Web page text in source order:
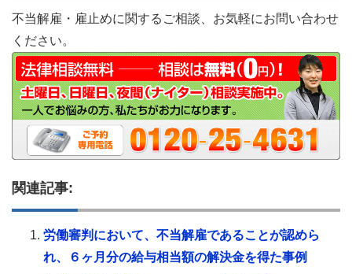
不当解雇・雇止めに関するご相談、お気軽にお問い合わせ
ください。
関連記事:
労働審判において、不当解雇であることが認めら
れ、６ヶ月分の給与相当額の解決金を得た事例